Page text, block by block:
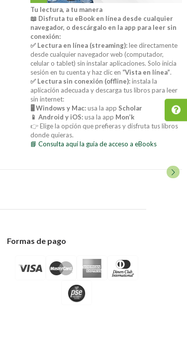
Tu lectura, a tu manera
📖 Disfruta tu eBook en línea desde cualquier
navegador, o descárgalo en la app para leer sin
conexión:
✅ Lectura en línea (streaming):lee directamente
desde cualquier navegador web (computador,
celular o tablet) sin instalar aplicaciones. Solo inicia
sesión en tu cuenta y haz clic en “Vista en línea”.
✅ Lectura sin conexión (offline):instala la
aplicación adecuada y descarga tus libros para leer
sin internet:
🖥️ Windows y Mac:usa la app Scholar
📱 Android y iOS:usa la app Mon’k
👉 Elige la opción que prefieras y disfruta tus libros
donde quieras.
📘 Consulta aquí la guía de acceso a eBooks
Formas de pago